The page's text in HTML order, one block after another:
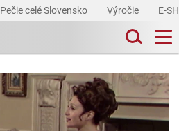
Pečie celé Slovensko Výročie E-